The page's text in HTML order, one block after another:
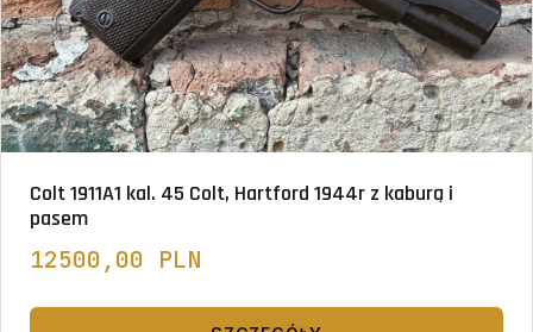
Colt 1911A1 kal. 45 Colt, Hartford 1944r z kaburą i
pasem
12500,00 PLN